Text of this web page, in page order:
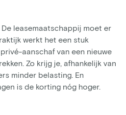
leasemaatschappij moet er
werkt het een stuk
aanschaf van een nieuwe
Zo krijg je, afhankelijk van
minder belasting. En
is de korting nóg hoger.